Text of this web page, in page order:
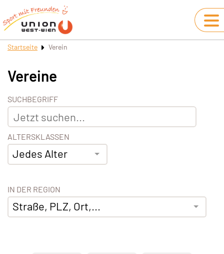
Startseite Verein
Vereine
SUCHBEGRIFF
ALTERSKLASSEN
Jedes Alter
IN DER REGION
Straße, PLZ, Ort,...